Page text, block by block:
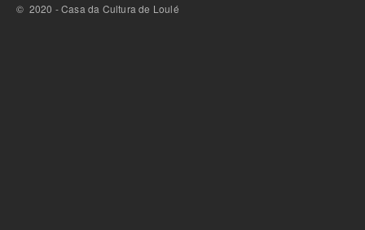
© 2020 - Casa da Cultura de Loulé